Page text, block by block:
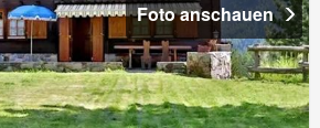
Foto anschauen